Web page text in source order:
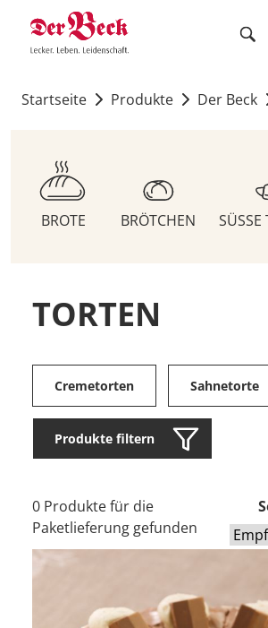
Startseite Produkte Der Beck
BROTE BRÖTCHEN SÜSSE
TORTEN
Cremetorten Sahnetorte
Produkte filtern
0 Produkte für die
Paketlieferung gefunden